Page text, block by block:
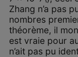
Zhang n’a pas
nombres
théorème, il
est vraie pour
n’ait pas pu